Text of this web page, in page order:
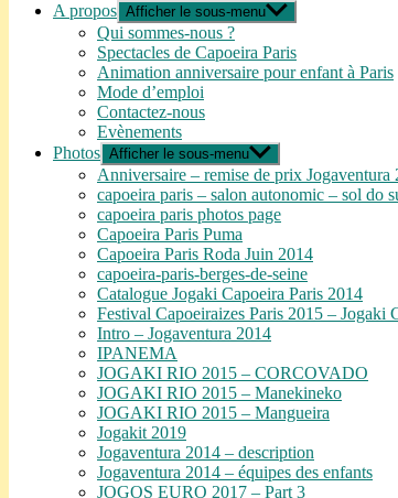
A propos Afficher le sous-menu
Qui sommes-nous ?
Spectacles de Capoeira Paris
Animation anniversaire pour enfant à Paris
Mode d’emploi
Contactez-nous
Evènements
Photos Afficher le sous-menu
Anniversaire – remise de prix Jogaventura
capoeira paris – salon autonomic – sol do
capoeira paris photos page
Capoeira Paris Puma
Capoeira Paris Roda Juin 2014
capoeira-paris-berges-de-seine
Catalogue Jogaki Capoeira Paris 2014
Festival Capoeiraizes Paris 2015 – Jogaki
Intro – Jogaventura 2014
IPANEMA
JOGAKI RIO 2015 – CORCOVADO
JOGAKI RIO 2015 – Manekineko
JOGAKI RIO 2015 – Mangueira
Jogakit 2019
Jogaventura 2014 – description
Jogaventura 2014 – équipes des enfants
JOGOS EURO 2017 – Part 3